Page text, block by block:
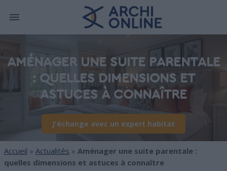
AMÉNAGER UNE SUITE PARENTALE
: QUELLES DIMENSIONS ET
ASTUCES À CONNAÎTRE
J'échange avec un expert habitat
Accueil » Actualités » Aménager une suite parentale :
quelles dimensions et astuces à connaître